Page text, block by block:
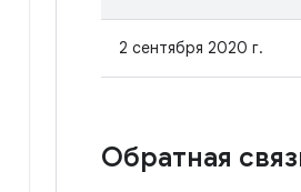
2 сентября 2020 г.
Обратная